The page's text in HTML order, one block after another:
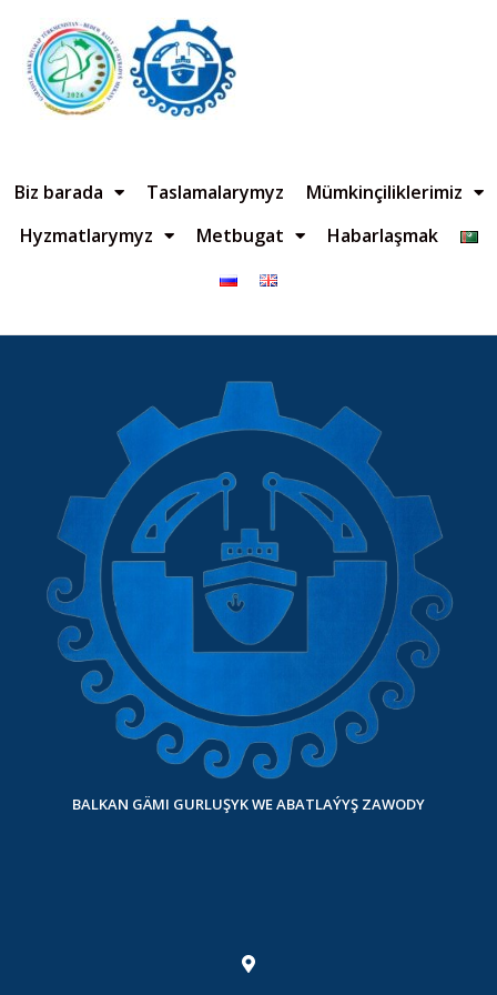
Biz barada Taslamalarymyz
Mümkinçiliklerimiz
Hyzmatlarymyz
Metbugat Habarlaşmak
BALKAN GÄMI GURLUŞYK WE ABATLAÝYŞ ZAWODY